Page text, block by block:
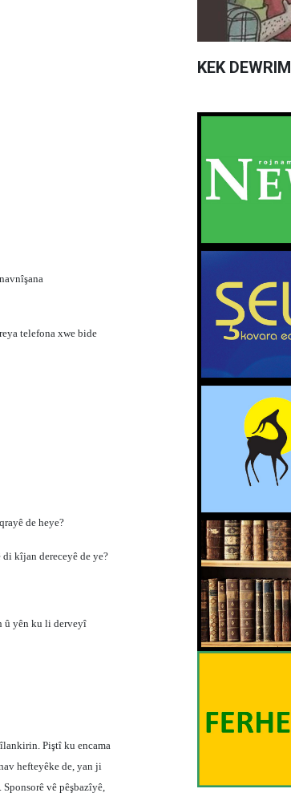
telefona xwe bide
de heye?
kîjan dereceyê de ye?
û yên ku li derveyî
Piştî ku encama
hefteyêke de, yan ji
vê pêşbazîyê,
KEK DEWRIM